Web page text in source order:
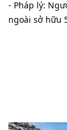
- Pháp lý:
ngoài sở hữu